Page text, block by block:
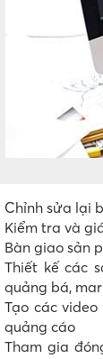
Chỉnh sửa lại
Kiểm tra và
Bàn giao sản
Thiết kế các
quảng bá,
Tạo các
quảng cáo
Tham gia